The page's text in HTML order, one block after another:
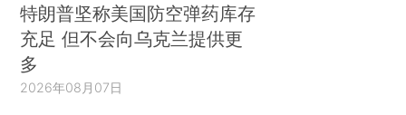
特朗普坚称美国防空弹药库存
充足 但不会向乌克兰提供更
多
2026年08月07日